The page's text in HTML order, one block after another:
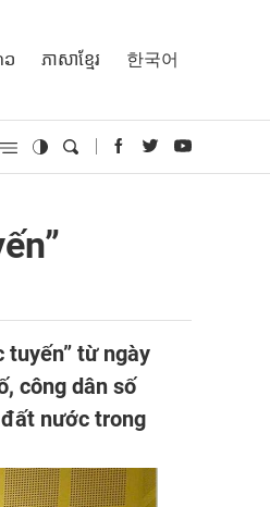
ວ ភាសាខ្មែរ 한국어
tuyến” từ ngày
công dân số
nước trong